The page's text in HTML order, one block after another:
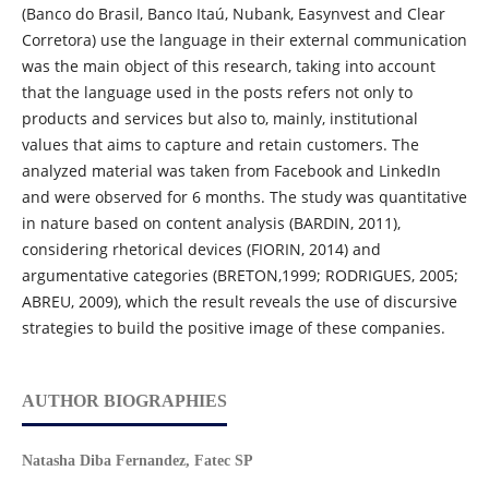
(Banco do Brasil, Banco Itaú, Nubank, Easynvest and Clear
Corretora) use the language in their external communication
was the main object of this research, taking into account
that the language used in the posts refers not only to
products and services but also to, mainly, institutional
values that aims to capture and retain customers. The
analyzed material was taken from Facebook and LinkedIn
and were observed for 6 months. The study was quantitative
in nature based on content analysis (BARDIN, 2011),
considering rhetorical devices (FIORIN, 2014) and
argumentative categories (BRETON,1999; RODRIGUES, 2005;
ABREU, 2009), which the result reveals the use of discursive
strategies to build the positive image of these companies.
AUTHOR BIOGRAPHIES
Natasha Diba Fernandez, Fatec SP